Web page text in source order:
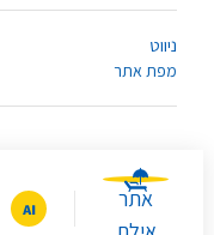
ניווט
מפת אתר
אתר